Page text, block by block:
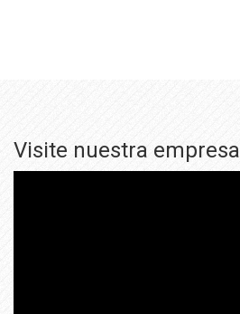
Visite nuestra empresa